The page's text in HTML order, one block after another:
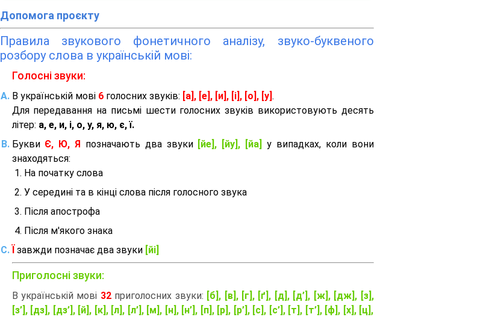
Допомога проєкту
Правила звукового фонетичного аналізу, звуко-буквеного
розбору слова в українській мові:
Голосні звуки:
В українській мові 6голосних звуків: [а], [е], [и], [і], [о], [у] .
Для передавання на письмі шести голосних звуків використовують десять
літер: а, е, и, і, о, у, я, ю, є, ї.
Букви Є, Ю, Я позначають два звуки [йе], [йу], [йа]
у випадках, коли вони
знаходяться:
На початку слова
У середині та в кінці слова після голосного звука
Після апострофа
Після м'якого знака
завжди позначає два звуки [йі]
Приголосні звуки:
В українській мові 32приголосних звуки:
[б], [в], [г], [ґ], [д], [д’], [ж], [дж], [з],
[з’], [дз], [дз’], [й], [к], [л], [л’], [м], [н], [н’], [п], [р], [р’], [с], [с’], [т], [т’], [ф], [х], [ц],